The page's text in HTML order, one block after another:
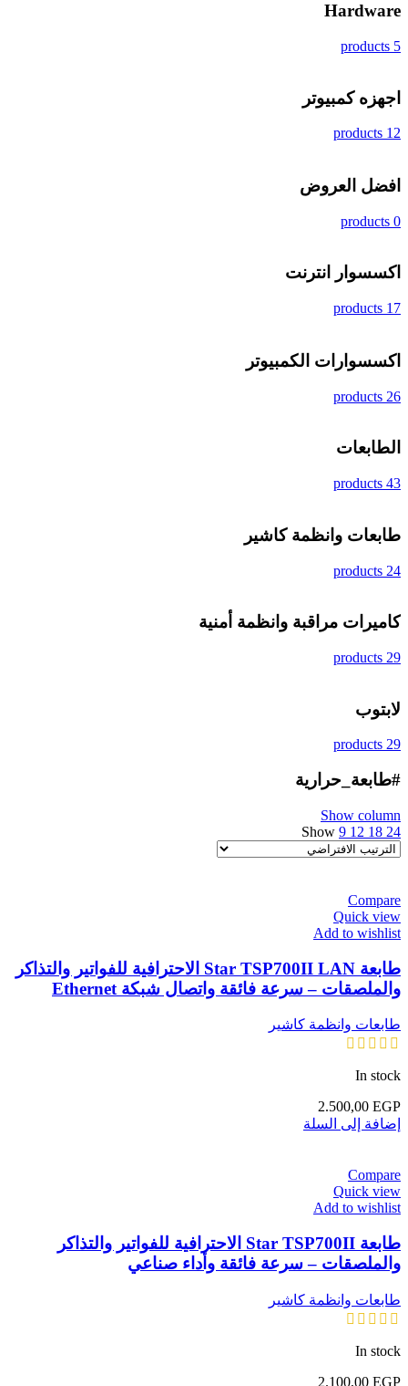
Hardware
5 products
اجهزه كمبيوتر
12 products
افضل العروض
0 products
اكسسوار انترنت
17 products
اكسسوارات الكمبيوتر
26 products
الطابعات
43 products
طابعات وانظمة كاشير
24 products
كاميرات مراقبة وانظمة أمنية
29 products
لابتوب
29 products
#طابعة_حرارية
Show column
Show 9 12 18 24
Compare
Quick view
Add to wishlist
طابعة Star TSP700II LAN الاحترافية للفواتير والتذاكر
والملصقات – سرعة فائقة واتصال شبكة Ethernet
طابعات وانظمة كاشير
In stock
2.500,00 EGP
إضافة إلى السلة
Compare
Quick view
Add to wishlist
طابعة Star TSP700II الاحترافية للفواتير والتذاكر
والملصقات – سرعة فائقة وأداء صناعي
طابعات وانظمة كاشير
In stock
2.100,00 EGP